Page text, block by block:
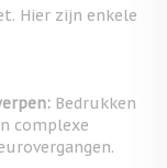
Hier zijn enkele
Bedrukken
complexe